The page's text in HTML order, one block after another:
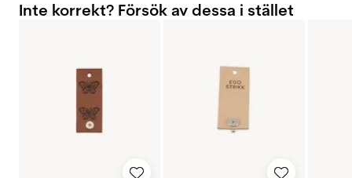
Inte korrekt? Försök av dessa i stället